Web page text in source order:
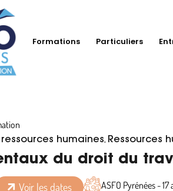
Formations Particuliers
humaines, Ressources
du droit du
Voir les dates ASFO Pyrénées -